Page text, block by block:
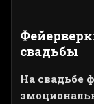
свадьбы
На свадьбе